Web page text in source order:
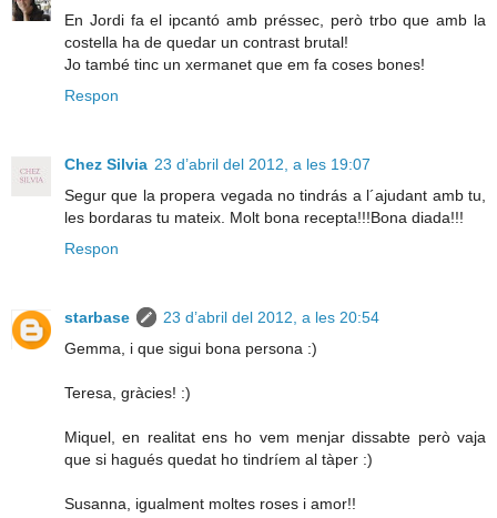
En Jordi fa el ipcantó amb préssec, però trbo que amb la
costella ha de quedar un contrast brutal!
Jo també tinc un xermanet que em fa coses bones!
Respon
Chez Silvia 23 d’abril del 2012, a les 19:07
Segur que la propera vegada no tindrás a l´ajudant amb tu,
les bordaras tu mateix. Molt bona recepta!!!Bona diada!!!
Respon
starbase
23 d’abril del 2012, a les 20:54
Gemma, i que sigui bona persona :)
Teresa, gràcies! :)
Miquel, en realitat ens ho vem menjar dissabte però vaja
que si hagués quedat ho tindríem al tàper :)
Susanna, igualment moltes roses i amor!!